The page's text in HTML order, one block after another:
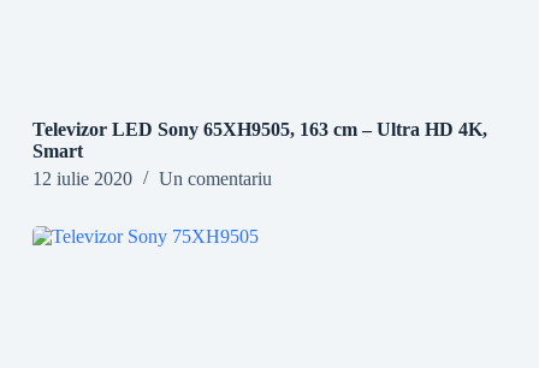
Televizor LED Sony 65XH9505, 163 cm – Ultra HD 4K,
Smart
12 iulie 2020
Un comentariu